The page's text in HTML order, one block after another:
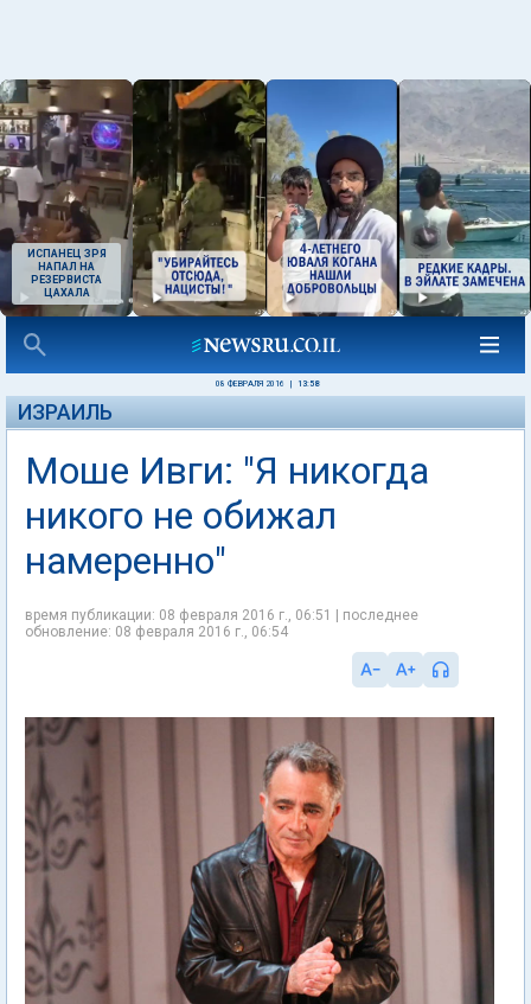
ИСПАНЕЦ ЗРЯ
НАПАЛ НА
РЕЗЕРВИСТА
ЦАХАЛА
08 ФЕВРАЛЯ 2016 13:58
ИЗРАИЛЬ
Моше Ивги: "Я никогда
никого не обижал
намеренно"
время публикации: 08 февраля 2016 г., 06:51 | последнее
обновление: 08 февраля 2016 г., 06:54